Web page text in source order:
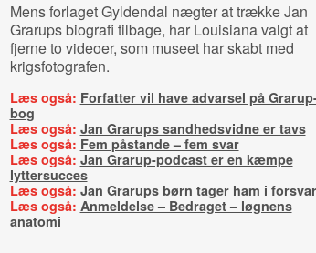
Mens forlaget Gyldendal nægter at trække Jan
Grarups biografi tilbage, har Louisiana valgt at
fjerne to videoer, som museet har skabt med
krigsfotografen.
Læs også: Forfatter vil have advarsel på
bog
Læs også: Jan Grarups sandhedsvidne er tavs
Læs også: Fem påstande – fem svar
Læs også: Jan Grarup-podcast er en kæmpe
lyttersucces
Læs også: Jan Grarups børn tager ham i forsvar
Læs også: Anmeldelse – Bedraget – løgnens
anatomi